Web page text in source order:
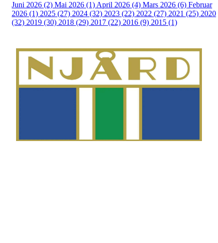
Juni 2026 (2) Mai 2026 (1) April 2026 (4) Mars 2026 (6) Februar
2026 (1) 2025 (27) 2024 (32) 2023 (22) 2022 (27) 2021 (25) 2020
(32) 2019 (30) 2018 (29) 2017 (22) 2016 (9) 2015 (1)